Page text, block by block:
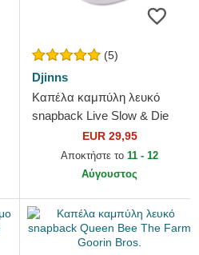
(5)
Djinns
Καπέλα καμπύλη λευκό
snapback Live Slow & Die
Old HFT LSDO από Djinns
EUR 29,95
Αποκτήστε το 11 - 12
Αύγουστος